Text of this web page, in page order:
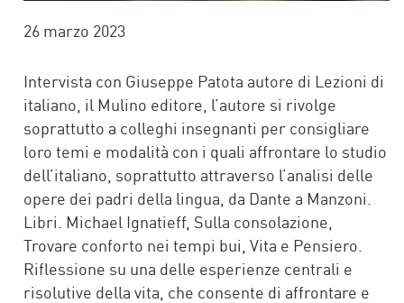
26 marzo 2023
Intervista con Giuseppe Patota autore di Lezioni di
italiano, il Mulino editore, l’autore si rivolge
soprattutto a colleghi insegnanti per consigliare
loro temi e modalità con i quali affrontare lo studio
dell’italiano, soprattutto attraverso l’analisi delle
opere dei padri della lingua, da Dante a Manzoni.
Libri. Michael Ignatieff, Sulla consolazione,
Trovare conforto nei tempi bui, Vita e Pensiero.
Riflessione su una delle esperienze centrali e
risolutive della vita, che consente di affrontare e